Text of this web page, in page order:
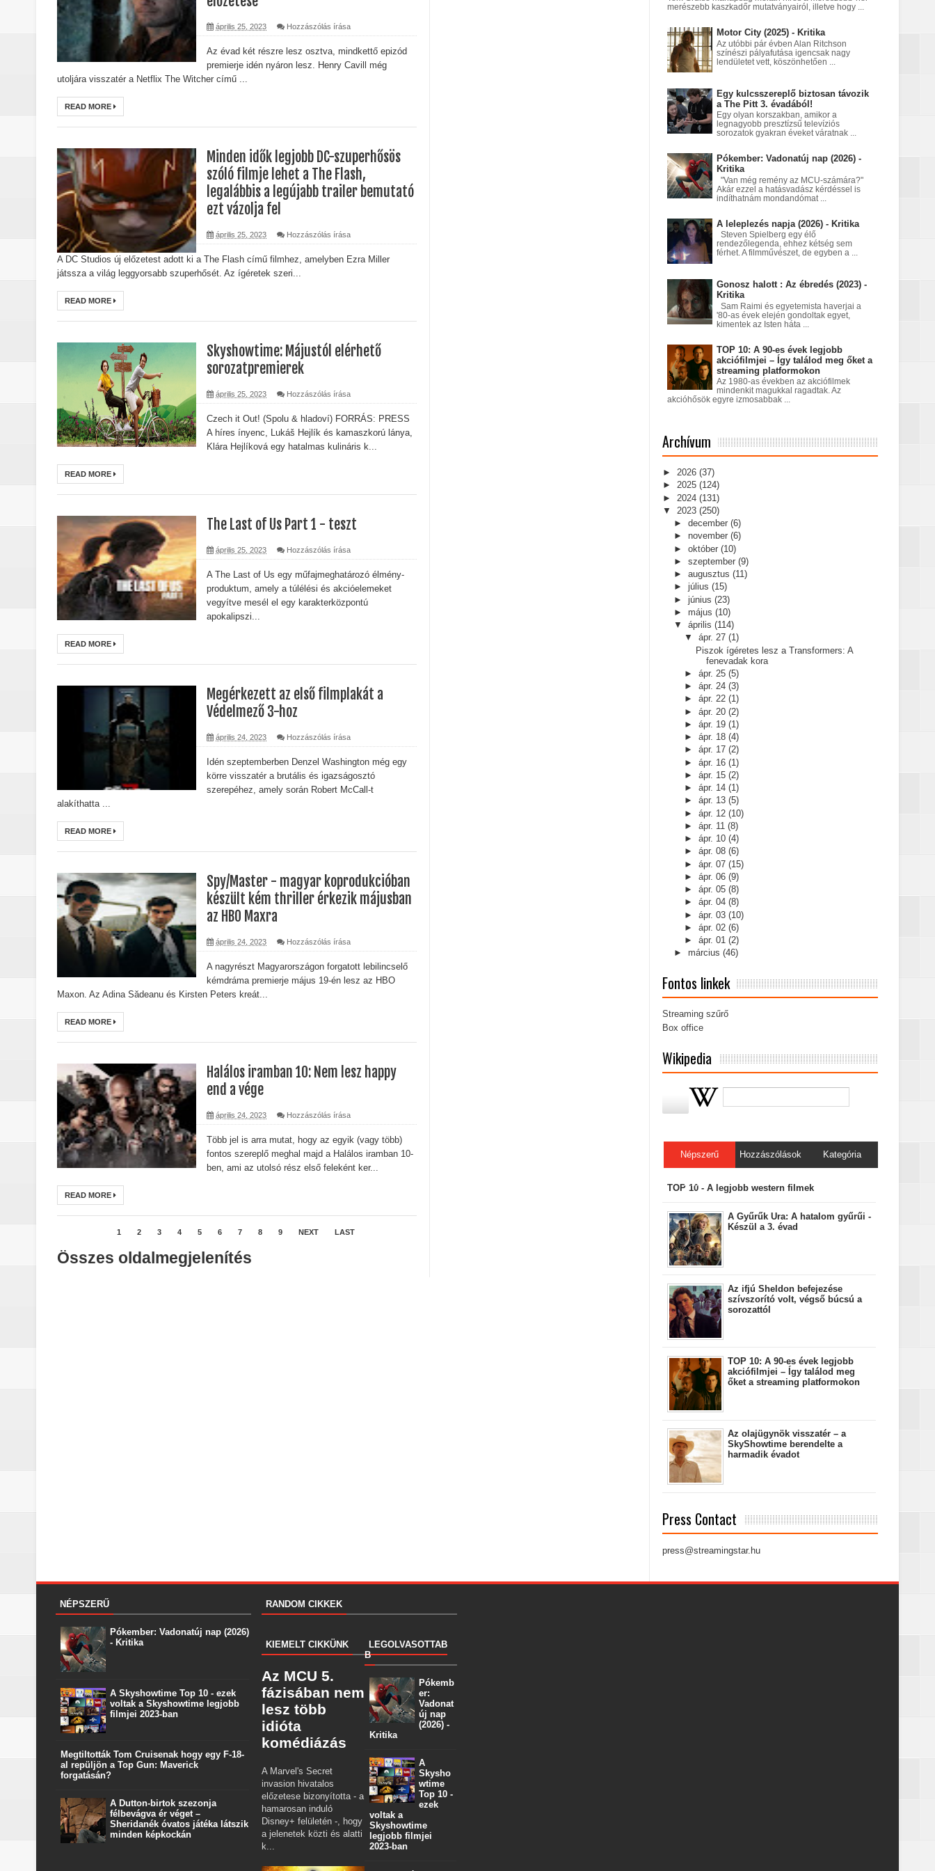
A The Mandalorian and Grogu trailere brutális akciót ígér
A rejtélyek könyve: egy valós, rejtjeles történet, amit csak néhány beavatott ért, mégis úgy hat, mint egy Netflix‑fantasy
Pókember: Vadonatúj nap (2026) - Kritika
április 25, 2023 Hozzászólás írása
Az évad két részre lesz osztva, mindkettő epizód
premierje idén nyáron lesz. Henry Cavill még
utoljára visszatér a Netflix The Witcher című ...
READ MORE
Minden idők legjobb DC-szuperhősös
szóló filmje lehet a The Flash,
legalábbis a legújabb trailer bemutató
ezt vázolja fel
április 25, 2023 Hozzászólás írása
A DC Studios új előzetest adott ki a The Flash című filmhez, amelyben Ezra Miller
játssza a világ leggyorsabb szuperhősét. Az ígéretek szeri...
READ MORE
Skyshowtime: Májustól elérhető
sorozatpremierek
április 25, 2023 Hozzászólás írása
Czech it Out! (Spolu & hladoví) FORRÁS: PRESS
A híres ínyenc, Lukáš Hejlík és kamaszkorú lánya,
Klára Hejlíková egy hatalmas kulináris k...
READ MORE
The Last of Us Part 1 - teszt
április 25, 2023 Hozzászólás írása
A The Last of Us egy műfajmeghatározó élmény-
produktum, amely a túlélési és akcióelemeket
vegyítve mesél el egy karakterközpontú
apokalipszi...
READ MORE
Megérkezett az első filmplakát a
Védelmező 3-hoz
április 24, 2023 Hozzászólás írása
Idén szeptemberben Denzel Washington még egy
körre visszatér a brutális és igazságosztó
szerepéhez, amely során Robert McCall-t
alakíthatta ...
READ MORE
Spy/Master - magyar koprodukcióban
készült kém thriller érkezik májusban
az HBO Maxra
április 24, 2023 Hozzászólás írása
A nagyrészt Magyarországon forgatott lebilincselő
kémdráma premierje május 19-én lesz az HBO
Maxon. Az Adina Sădeanu és Kirsten Peters kreát...
READ MORE
Halálos iramban 10: Nem lesz happy
end a vége
április 24, 2023 Hozzászólás írása
Több jel is arra mutat, hogy az egyik (vagy több)
fontos szereplő meghal majd a Halálos iramban 10-
ben, ami az utolsó rész első feleként ker...
READ MORE
1 2 3 4 5 6 7 8 9 NEXT LAST
Összes oldalmegjelenítés
merészebb kaszkadőr mutatványairól, illetve hogy ...
Motor City (2025) - Kritika
Az utóbbi pár évben Alan Ritchson
színészi pályafutása igencsak nagy
lendületet vett, köszönhetően ...
Egy kulcsszereplő biztosan távozik
a The Pitt 3. évadából!
Egy olyan korszakban, amikor a
legnagyobb presztízsű televíziós
sorozatok gyakran éveket váratnak ...
Pókember: Vadonatúj nap (2026) -
Kritika
"Van még remény az MCU-számára?"
Akár ezzel a hatásvadász kérdéssel is
indíthatnám mondandómat ...
A leleplezés napja (2026) - Kritika
Steven Spielberg egy élő
rendezőlegenda, ehhez kétség sem
férhet. A filmművészet, de egyben a ...
Gonosz halott : Az ébredés (2023) -
Kritika
Sam Raimi és egyetemista haverjai a
'80-as évek elején gondoltak egyet,
kimentek az Isten háta ...
TOP 10: A 90-es évek legjobb
akciófilmjei – Így találod meg őket a
streaming platformokon
Az 1980-as években az akciófilmek
mindenkit magukkal ragadtak. Az
akcióhősök egyre izmosabbak ...
Archívum
► 2026 (37)
► 2025 (124)
► 2024 (131)
▼ 2023 (250)
► december (6)
► november (6)
► október (10)
► szeptember (9)
► augusztus (11)
► július (15)
► június (23)
► május (10)
▼ április (114)
▼ápr. 27(1)
Piszok ígéretes lesz a Transformers: A
fenevadak kora
►ápr. 25(5)
►ápr. 24(3)
►ápr. 22(1)
►ápr. 20(2)
►ápr. 19(1)
►ápr. 18(4)
►ápr. 17(2)
►ápr. 16(1)
►ápr. 15(2)
►ápr. 14(1)
►ápr. 13(5)
►ápr. 12(10)
►ápr. 11(8)
►ápr. 10(4)
►ápr. 08(6)
►ápr. 07(15)
►ápr. 06(9)
►ápr. 05(8)
►ápr. 04(8)
►ápr. 03(10)
►ápr. 02(6)
►ápr. 01(2)
► március (46)
Fontos linkek
Streaming szűrő
Box office
Wikipedia
Népszerű Hozzászólások Kategória
TOP 10 - A legjobb western filmek
A Gyűrűk Ura: A hatalom gyűrűi -
Készül a 3. évad
Az ifjú Sheldon befejezése
szívszorító volt, végső búcsú a
sorozattól
TOP 10: A 90-es évek legjobb
akciófilmjei – Így találod meg
őket a streaming platformokon
Az olajügynök visszatér – a
SkyShowtime berendelte a
harmadik évadot
Press Contact
press@streamingstar.hu
NÉPSZERŰ
Pókember: Vadonatúj nap (2026)
- Kritika
A Skyshowtime Top 10 - ezek
voltak a Skyshowtime legjobb
filmjei 2023-ban
Megtiltották Tom Cruisenak hogy egy F-18-
al repüljön a Top Gun: Maverick
forgatásán?
A Dutton‑birtok szezonja
félbevágva ér véget –
Sheridanék óvatos játéka látszik
minden képkockán
RANDOM CIKKEK
LEGOLVASOTTAB
B
Pókemb
er:
Vadonat
új nap
(2026) -
Kritika
A
Skysho
wtime
Top 10 -
ezek
voltak a
Skyshowtime
legjobb filmjei
2023-ban
KIEMELT CIKKÜNK
Az MCU 5.
fázisában nem
lesz több
idióta
komédiázás
A Marvel's Secret
invasion hivatalos
előzetese bizonyította - a
hamarosan induló
Disney+ felületén -, hogy
a jelenetek közti és alatti
k...